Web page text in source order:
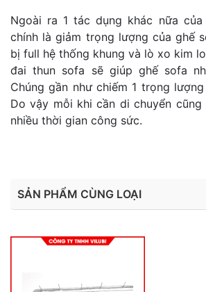
Ngoài ra 1 tác dụng khác nữa
chính là giảm trọng lượng của ghế
bị full hệ thống khung và lò xo kim
đai thun sofa sẽ giúp ghế sofa
Chúng gần như chiếm 1 trọng
Do vậy mỗi khi cần di chuyển
nhiều thời gian công sức.
SẢN PHẨM CÙNG LOẠI